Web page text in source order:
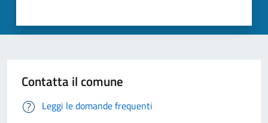
Contatta il comune
Leggi le domande frequenti